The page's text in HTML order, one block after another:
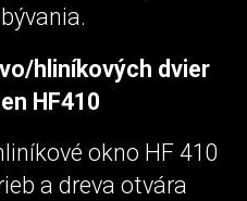
hliníkových dvier
HF410
okno HF 410
a dreva otvára